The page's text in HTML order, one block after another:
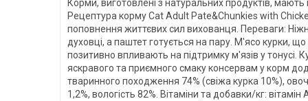
Корми, виготовлені з натуральних продуктів,
Рецептура корму Cat Adult Pate&Chunkies with
поповнення життєвих сил вихованця. Переваги:
духовці, а паштет готується на пару. М'ясо курки,
позитивно впливають на підтримку м'язів у тонусі.
яскравого та приємного смаку консервам у корм
тваринного походження 74% (свіжа курка 10%),
1,2%, вологість 82%. Вітаміни та добавки/кг: